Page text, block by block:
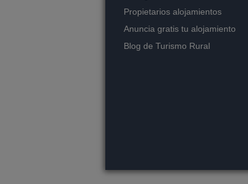
Propietarios alojamientos
Anuncia gratis tu alojamiento
Blog de Turismo Rural